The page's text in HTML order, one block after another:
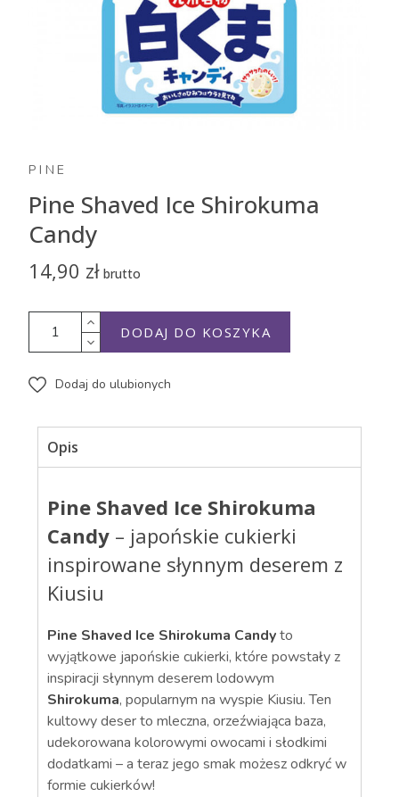
PINE
Pine Shaved Ice Shirokuma
Candy
14,90 zł brutto
DODAJ DO KOSZYKA
Dodaj do ulubionych
Opis
Pine Shaved Ice Shirokuma
Candy – japońskie cukierki
inspirowane słynnym deserem z
Kiusiu
Pine Shaved Ice Shirokuma Candyto
wyjątkowe japońskie cukierki, które powstały z
inspiracji słynnym deserem lodowym
Shirokuma, popularnym na wyspie Kiusiu. Ten
kultowy deser to mleczna, orzeźwiająca baza,
udekorowana kolorowymi owocami i słodkimi
dodatkami – a teraz jego smak możesz odkryć w
formie cukierków!